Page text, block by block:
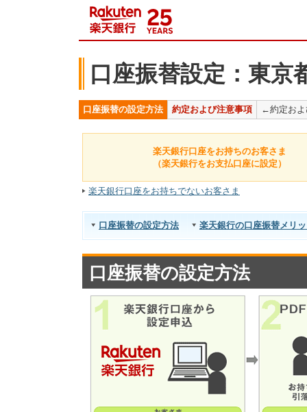
口座振替設定：東京
口座振替の設定方法 約定および注意事項 ←約定およ
楽天銀行口座をお持ちのお客さま
（楽天銀行をお支払口座に設定）
楽天銀行口座をお持ちでないお客さま
口座振替の設定方法 楽天銀行の口座振替メリ
口座振替の設定方法